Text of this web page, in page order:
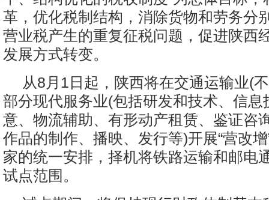
革，优化税制结构，消除货物和劳务分
营业税产生的重复征税问题，促进陕西
发展方式转变。
从8月1日起，陕西将在交通运输业(
部分现代服务业(包括研发和技术、信息
意、物流辅助、有形动产租赁、鉴证咨
作品的制作、播映、发行等)开展“营改
家的统一安排，择机将铁路运输和邮电
试点范围。